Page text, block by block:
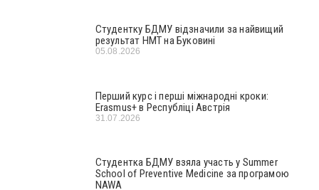
Студентку БДМУ відзначили за найвищий
результат НМТ на Буковині
05.08.2026
Перший курс і перші міжнародні кроки:
Erasmus+ в Республіці Австрія
31.07.2026
Студентка БДМУ взяла участь у Summer
School of Preventive Medicine за програмою
NAWA